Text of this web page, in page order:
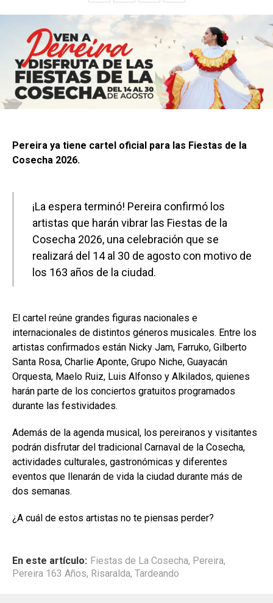
Pereira ya tiene cartel oficial para las Fiestas de la
Cosecha 2026.
¡La espera terminó! Pereira confirmó los
artistas que harán vibrar las Fiestas de la
Cosecha 2026, una celebración que se
realizará del 14 al 30 de agosto con motivo de
los 163 años de la ciudad.
El cartel reúne grandes figuras nacionales e
internacionales de distintos géneros musicales. Entre los
artistas confirmados están Nicky Jam, Farruko, Gilberto
Santa Rosa, Charlie Aponte, Grupo Niche, Guayacán
Orquesta, Maelo Ruiz, Luis Alfonso y Alkilados, quienes
harán parte de los conciertos gratuitos programados
durante las festividades.
Además de la agenda musical, los pereiranos y visitantes
podrán disfrutar del tradicional Carnaval de la Cosecha,
actividades culturales, gastronómicas y diferentes
eventos que llenarán de vida la ciudad durante más de
dos semanas.
¿A cuál de estos artistas no te piensas perder?
En este artículo: Fiestas de La Cosecha, Pereira,
Pereira 163 Años, Risaralda, Tardeando